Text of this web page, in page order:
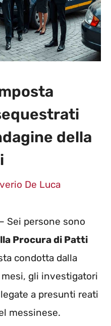
della
De Luca
Sei persone sono
Procura di Patti
condotta dalla
mesi, gli investigatori
a presunti reati
messinese.